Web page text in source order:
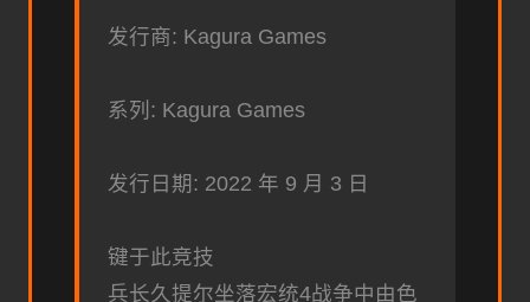
发行商: Kagura Games
系列: Kagura Games
发行日期: 2022 年 9 月 3 日
键于此竞技
兵长久提尔坐落宏统4战争中由色